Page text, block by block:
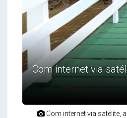
Com internet via
Com internet via satélite,